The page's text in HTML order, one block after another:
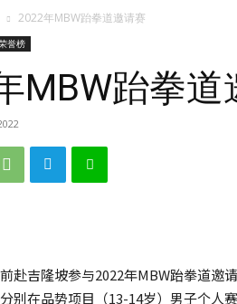
2022年MBW跆拳道邀请赛
誉榜
MBW跆拳道
赴吉隆坡参与2022年MBW跆拳道邀
别在品势项目（13-14岁）男子个人